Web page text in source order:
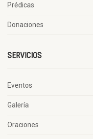
Prédicas
Donaciones
SERVICIOS
Eventos
Galería
Oraciones